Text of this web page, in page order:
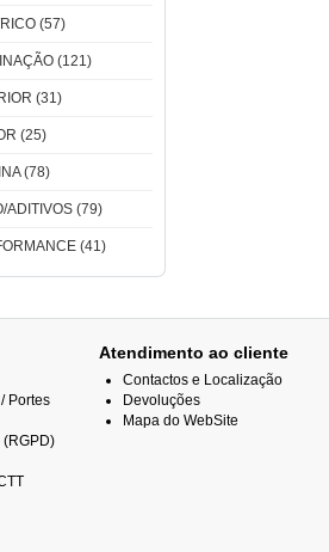
(57)
(121)
(31)
(25)
(78)
ADITIVOS (79)
(41)
Portes
(RGPD)
Atendimento ao cliente
Contactos e Localização
Devoluções
Mapa do WebSite